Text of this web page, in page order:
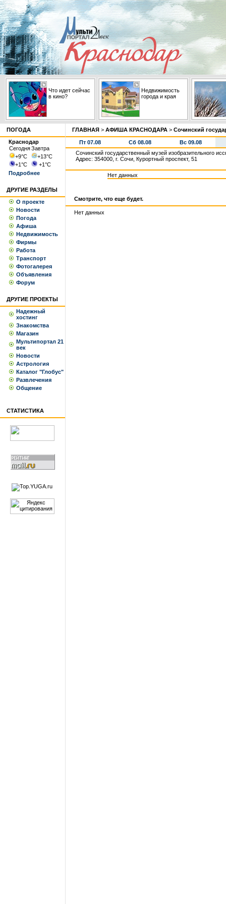
Что идет сейчас
в кино?
Недвижимость
города и края
ПОГОДА
Краснодар
СегодняЗавтра
+9°С +13°С
+1°С +1°С
Подробнее
ДРУГИЕ РАЗДЕЛЫ
О проекте
Новости
Погода
Афиша
Недвижимость
Фирмы
Работа
Транспорт
Фотогалерея
Объявления
Форум
ДРУГИЕ ПРОЕКТЫ
Надежный
хостинг
Знакомства
Магазин
Мультипортал 21
век
Новости
Астрология
Каталог "Глобус"
Развлечения
Общение
СТАТИСТИКА
ГЛАВНАЯ > АФИША КРАСНОДАРА > Сочинский
Пт 07.08 Сб 08.08
Вс 09.08
Сочинский государственный музей изобразительного
Адрес: 354000, г. Сочи, Курортный проспект, 51
Нет данных
Смотрите, что еще будет.
Нет данных